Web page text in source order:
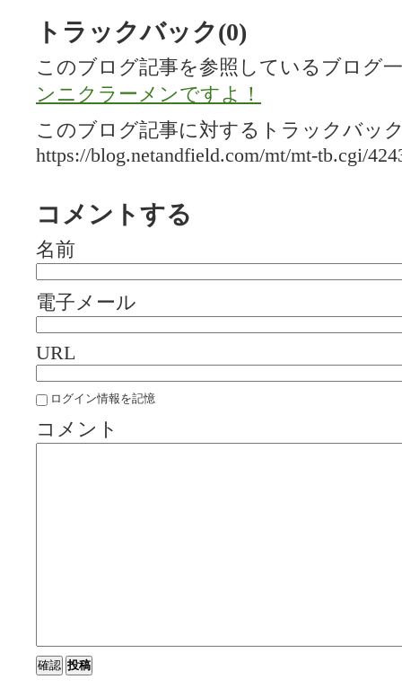
トラックバック(0)
このブログ記事を参照しているブログ
ンニクラーメンですよ！
このブログ記事に対するトラックバッ
https://blog.netandfield.com/mt/mt-tb.cgi/
コメントする
名前
電子メール
URL
ログイン情報を記憶
コメント